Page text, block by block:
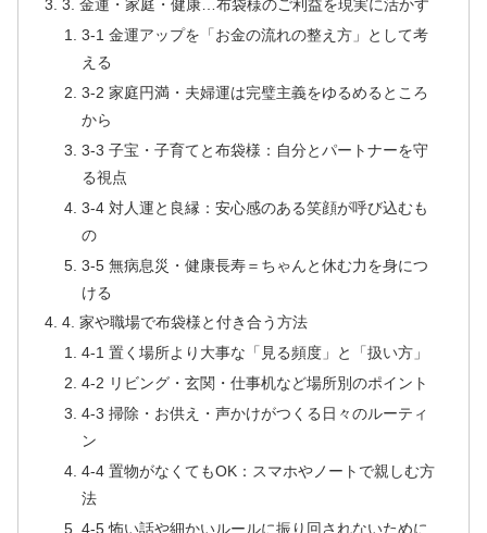
3. 金運・家庭・健康…布袋様のご利益を現実に活かす
3-1 金運アップを「お金の流れの整え方」として考
える
3-2 家庭円満・夫婦運は完璧主義をゆるめるところ
から
3-3 子宝・子育てと布袋様：自分とパートナーを守
る視点
3-4 対人運と良縁：安心感のある笑顔が呼び込むも
の
3-5 無病息災・健康長寿＝ちゃんと休む力を身につ
ける
4. 家や職場で布袋様と付き合う方法
4-1 置く場所より大事な「見る頻度」と「扱い方」
4-2 リビング・玄関・仕事机など場所別のポイント
4-3 掃除・お供え・声かけがつくる日々のルーティ
ン
4-4 置物がなくてもOK：スマホやノートで親しむ方
法
4-5 怖い話や細かいルールに振り回されないために